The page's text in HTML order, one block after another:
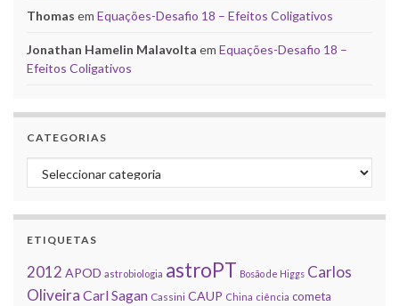
Thomas em Equações-Desafio 18 – Efeitos Coligativos
Jonathan Hamelin Malavolta em Equações-Desafio 18 –
Efeitos Coligativos
CATEGORIAS
Categorias
ETIQUETAS
2012 APOD astrobiologia astroPT Bosão de Higgs Carlos
Oliveira Carl Sagan Cassini CAUP China ciência cometa